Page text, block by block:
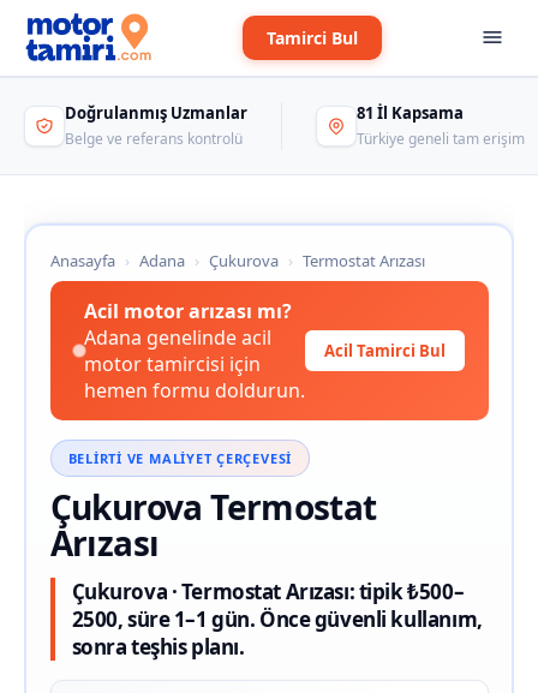
Tamirci Bul
Doğrulanmış Uzmanlar
Belge ve referans kontrolü
81 İl Kapsama
Türkiye geneli tam erişim
Anasayfa › Adana › Çukurova › Termostat Arızası
Acil motor arızası mı?
Adana genelinde acil
motor tamircisi için
hemen formu doldurun.
Acil Tamirci Bul
BELIRTI VE MALIYET ÇERÇEVESI
Çukurova Termostat
Arızası
Çukurova · Termostat Arızası: tipik ₺500–
2500, süre 1–1 gün. Önce güvenli kullanım,
sonra teşhis planı.